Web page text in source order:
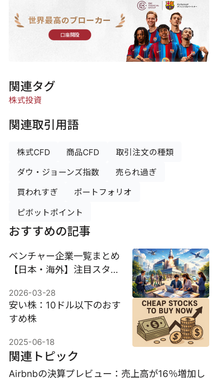
世界最高のブローカー
口座開設
関連タグ
株式投資
関連取引用語
株式CFD 商品CFD 取引注文の種類
ダウ・ジョーンズ指数 売られ過ぎ
買われすぎ ポートフォリオ
ピボットポイント
おすすめの記事
ベンチャー企業一覧まとめ
【日本・海外】注目スター
2026-03-28
安い株：10ドル以下のおす
すめ株
2025-06-18
関連トピック
Airbnbの決算プレビュー：売上高が16％増加し